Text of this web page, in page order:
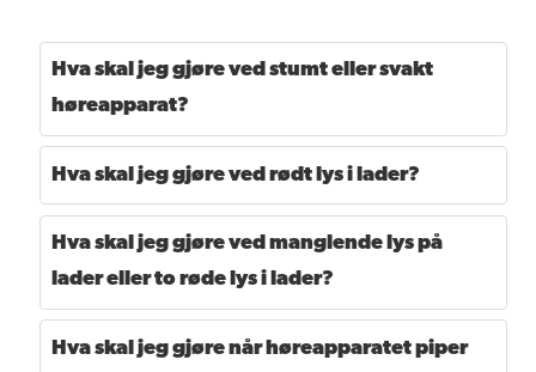
Hva skal jeg gjøre ved stumt eller svakt
høreapparat?
Hva skal jeg gjøre ved rødt lys i lader?
Hva skal jeg gjøre ved manglende lys på
lader eller to røde lys i lader?
Hva skal jeg gjøre når høreapparatet piper